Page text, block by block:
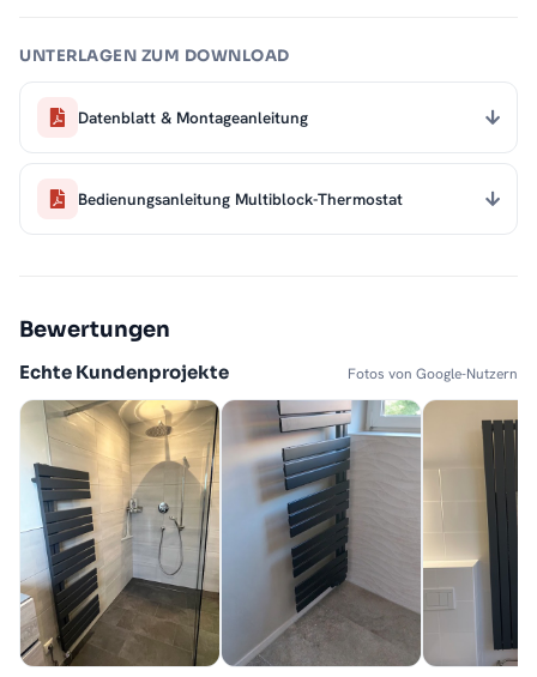
UNTERLAGEN ZUM DOWNLOAD
Datenblatt & Montageanleitung
Bedienungsanleitung Multiblock-Thermostat
Bewertungen
Echte Kundenprojekte Fotos von Google-Nutzern